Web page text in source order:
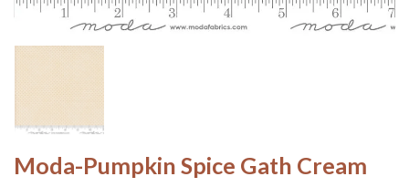
Moda-Pumpkin Spice Gath Cream